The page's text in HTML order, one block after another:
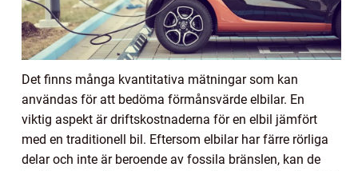
Det finns många kvantitativa mätningar som kan
användas för att bedöma förmånsvärde elbilar. En
viktig aspekt är driftskostnaderna för en elbil jämfört
med en traditionell bil. Eftersom elbilar har färre rörliga
delar och inte är beroende av fossila bränslen, kan de